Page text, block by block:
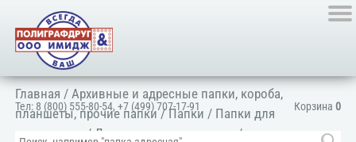
Корзина 0
Тел: 8 (800) 555-80-54,+7 (499) 707-17-91
Главная /Архивные и адресные папки, короба,
планшеты, прочие папки/Папки / Папки для
/ Для личных документов /